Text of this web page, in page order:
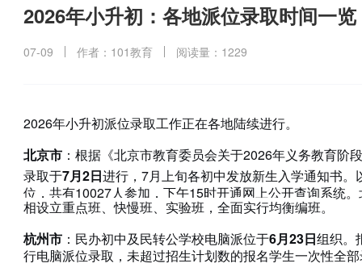
2026年小升初：各地派位录取时间一览
07-09 作者：101教育 阅读量：1229
2026年小升初派位录取工作正在各地陆续进行。
北京市：根据《北京市教育委员会关于2026年义务教育阶
录取于7月2日进行，7月上旬各初中发放新生入学通知书
位，共有10027人参加，下午15时开通网上公开查询系统
相设立重点班、快慢班、实验班，全面实行均衡编班。
杭州市：民办初中及民转公学校电脑派位于6月23日组织。
行电脑派位录取，未超过招生计划数的报名学生一次性全